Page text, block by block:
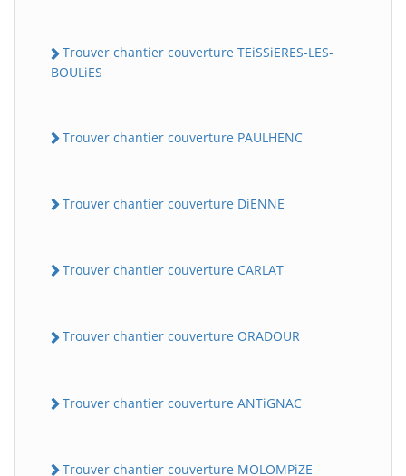
Trouver chantier couverture TEiSSiERES-LES-
BOULiES
Trouver chantier couverture PAULHENC
Trouver chantier couverture DiENNE
Trouver chantier couverture CARLAT
Trouver chantier couverture ORADOUR
Trouver chantier couverture ANTiGNAC
Trouver chantier couverture MOLOMPiZE